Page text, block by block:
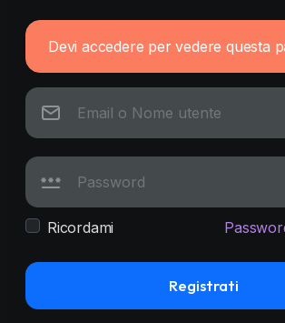
Devi accedere per vedere questa
Ricordami
Registrati